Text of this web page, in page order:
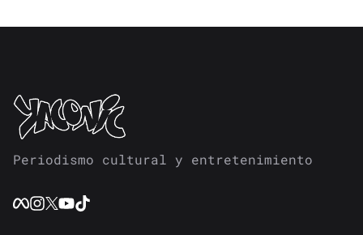
Periodismo cultural y entretenimiento